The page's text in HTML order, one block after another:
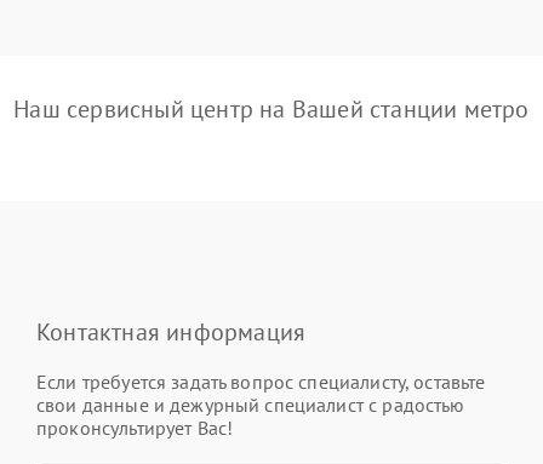
Наш сервисный центр на Вашей станции метро
Контактная информация
Если требуется задать вопрос специалисту, оставьте
свои данные и дежурный специалист с радостью
проконсультирует Вас!